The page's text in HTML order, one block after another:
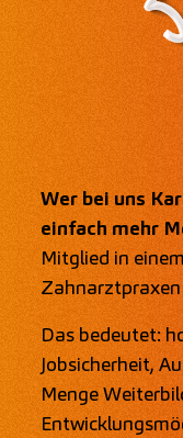
Wer bei uns
einfach mehr
Mitglied in
Das bedeutet:
Jobsicherheit,
Menge